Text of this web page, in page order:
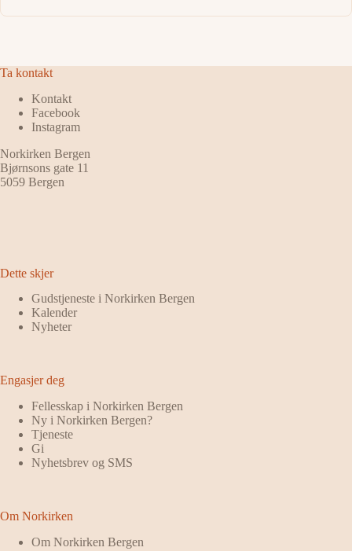
Ta kontakt
Kontakt
Facebook
Instagram
Norkirken Bergen
Bjørnsons gate 11
5059 Bergen
Dette skjer
Gudstjeneste i Norkirken Bergen
Kalender
Nyheter
Engasjer deg
Fellesskap i Norkirken Bergen
Ny i Norkirken Bergen?
Tjeneste
Gi
Nyhetsbrev og SMS
Om Norkirken
Om Norkirken Bergen